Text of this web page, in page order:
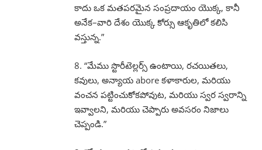
కాదు ఒక మతపరమైన సంప్రదాయం యొక్క, కానీ
అనేక–వారి దేశం యొక్క కోర్సు ఆకృతిలో కలిసి
వస్తున్న.”
8. “మేము స్టొరీటెల్లర్స్ ఉంటాయి, రచయితలు,
కవులు, అన్యాయ abore కళాకారుల, మరియు
వంచన పట్టించుకోకపోవుట, మరియు స్వర స్వరాన్ని
ఇవ్వాలని, మరియు చెప్పారు అవసరం నిజాలు
చెప్పండి.”